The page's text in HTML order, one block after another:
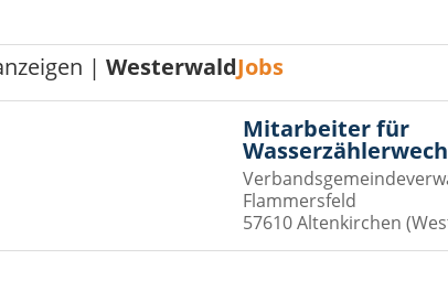
|WesterwaldJobs
Mitarbeiter für
Flammersfeld
57610 Altenkirchen